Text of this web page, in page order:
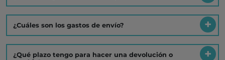
¿Cuáles son los gastos de envío?
¿Qué plazo tengo para hacer una devolución o